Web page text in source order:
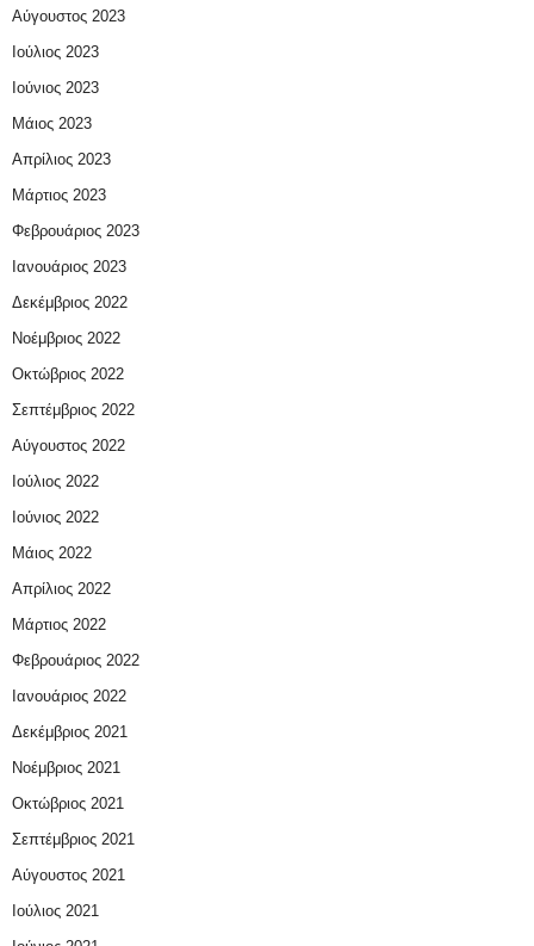
Αύγουστος 2023
Ιούλιος 2023
Ιούνιος 2023
Μάιος 2023
Απρίλιος 2023
Μάρτιος 2023
Φεβρουάριος 2023
Ιανουάριος 2023
Δεκέμβριος 2022
Νοέμβριος 2022
Οκτώβριος 2022
Σεπτέμβριος 2022
Αύγουστος 2022
Ιούλιος 2022
Ιούνιος 2022
Μάιος 2022
Απρίλιος 2022
Μάρτιος 2022
Φεβρουάριος 2022
Ιανουάριος 2022
Δεκέμβριος 2021
Νοέμβριος 2021
Οκτώβριος 2021
Σεπτέμβριος 2021
Αύγουστος 2021
Ιούλιος 2021